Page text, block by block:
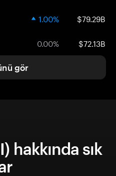
1.00% $79.29B
0.00% $72.13B
gör
hakkında sık